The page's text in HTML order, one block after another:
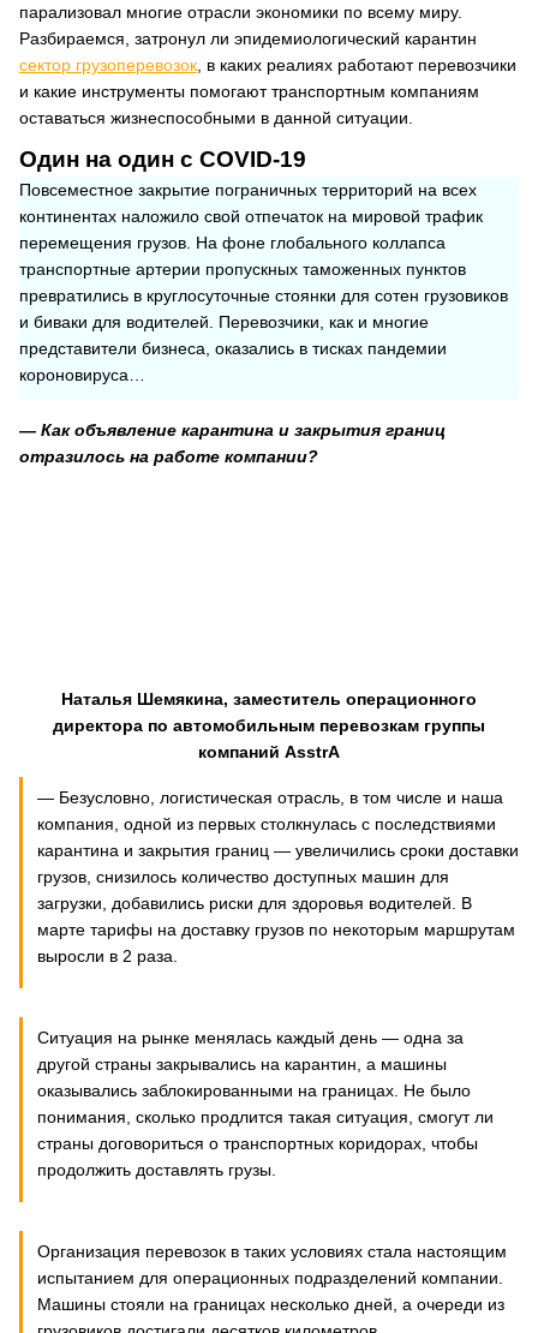
парализовал многие отрасли экономики по всему миру.
Разбираемся, затронул ли эпидемиологический карантин
сектор грузоперевозок , в каких реалиях работают перевозчики
и какие инструменты помогают транспортным компаниям
оставаться жизнеспособными в данной ситуации.
Один на один с COVID-19
Повсеместное закрытие пограничных территорий на всех
континентах наложило свой отпечаток на мировой трафик
перемещения грузов. На фоне глобального коллапса
транспортные артерии пропускных таможенных пунктов
превратились в круглосуточные стоянки для сотен грузовиков
и биваки для водителей. Перевозчики, как и многие
представители бизнеса, оказались в тисках пандемии
короновируса…
— Как объявление карантина и закрытия границ
отразилось на работе компании?
Наталья Шемякина, заместитель операционного
директора по автомобильным перевозкам группы
компаний AsstrA
— Безусловно, логистическая отрасль, в том числе и наша
компания, одной из первых столкнулась с последствиями
карантина и закрытия границ — увеличились сроки доставки
грузов, снизилось количество доступных машин для
загрузки, добавились риски для здоровья водителей. В
марте тарифы на доставку грузов по некоторым маршрутам
выросли в 2 раза.
Ситуация на рынке менялась каждый день — одна за
другой страны закрывались на карантин, а машины
оказывались заблокированными на границах. Не было
понимания, сколько продлится такая ситуация, смогут ли
страны договориться о транспортных коридорах, чтобы
продолжить доставлять грузы.
Организация перевозок в таких условиях стала настоящим
испытанием для операционных подразделений компании.
Машины стояли на границах несколько дней, а очереди из